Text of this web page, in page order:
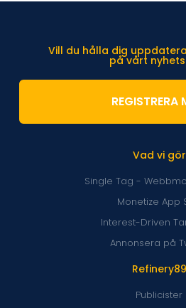
Refinery89
Publicister
Vad vi gör
Single Tag -
Monetize App
Interest-Driven
Annonsera på
Vill du hålla dig
på vårt
REGISTRERA